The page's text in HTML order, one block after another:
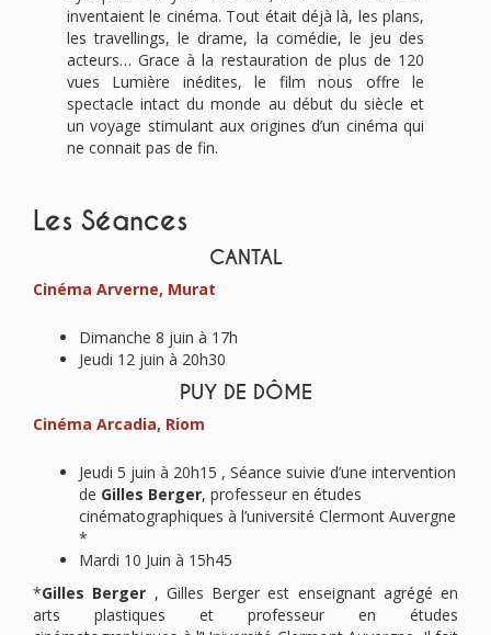
inventaient le cinéma. Tout était déjà là, les plans,
les travellings, le drame, la comédie, le jeu des
acteurs… Grace à la restauration de plus de 120
vues Lumière inédites, le film nous offre le
spectacle intact du monde au début du siècle et
un voyage stimulant aux origines d’un cinéma qui
ne connait pas de fin.
Les Séances
CANTAL
Cinéma Arverne, Murat
Dimanche 8 juin à 17h
Jeudi 12 juin à 20h30
PUY DE DÔME
Cinéma Arcadia, Riom
Jeudi 5 juin à 20h15 , Séance suivie d’une intervention
de Gilles Berger, professeur en études
cinématographiques à l’université Clermont Auvergne
*
Mardi 10 Juin à 15h45
*Gilles Berger , Gilles Berger est enseignant agrégé en
arts plastiques et professeur en études